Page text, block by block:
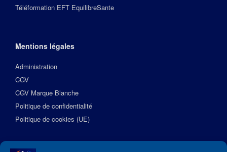
Téléformation EFT EquilibreSante
Mentions légales
Administration
CGV
CGV Marque Blanche
Politique de confidentialité
Politique de cookies (UE)